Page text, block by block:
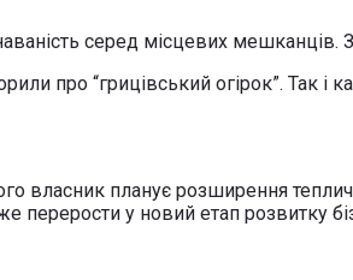
серед місцевих
про “грицівський огірок”. Так і
власник планує розширення
у новий етап розвитку